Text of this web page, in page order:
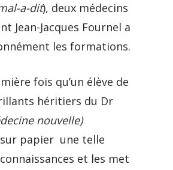
a-dit), deux médecins
Jean-Jacques Fournel a
les formations.
fois qu’un élève de
héritiers du Dr
nouvelle)
papier une telle
et les met